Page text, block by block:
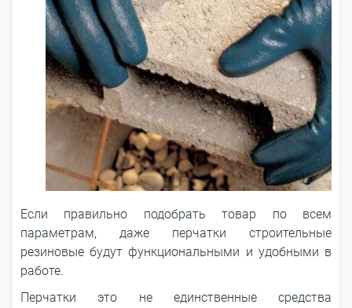
Если правильно подобрать товар по всем
параметрам, даже перчатки строительные
резиновые будут функциональными и удобными в
работе.
Перчатки это не единственные средства